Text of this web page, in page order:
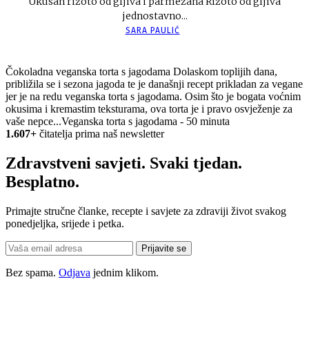
jednostavno...
SARA PAULIĆ
Čokoladna veganska torta s jagodama Dolaskom toplijih dana,
približila se i sezona jagoda te je današnji recept prikladan za vegane
jer je na redu veganska torta s jagodama. Osim što je bogata voćnim
okusima i kremastim teksturama, ova torta je i pravo osvježenje za
vaše nepce...Veganska torta s jagodama - 50 minuta
1.607+ čitatelja prima naš newsletter
Zdravstveni savjeti. Svaki tjedan.
Besplatno.
Primajte stručne članke, recepte i savjete za zdraviji život svakog
ponedjeljka, srijede i petka.
Prijavite se
Bez spama. Odjava jednim klikom.